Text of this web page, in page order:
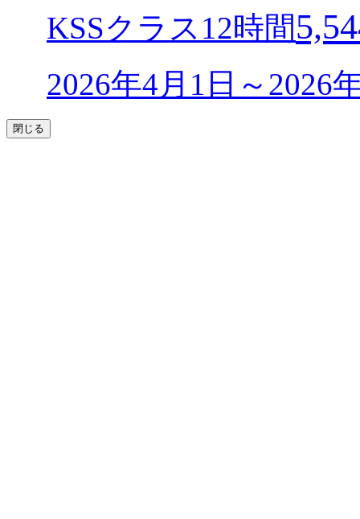
KSSクラス12時間
2026年4月1日～2026
閉じる